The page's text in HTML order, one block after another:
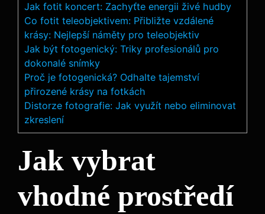
Jak fotit koncert: Zachyťte energii živé hudby
Co fotit teleobjektivem: Přibližte vzdálené
krásy: Nejlepší náměty pro teleobjektiv
Jak být fotogenický: Triky profesionálů pro
dokonalé snímky
Proč je fotogenická? Odhalte tajemství
přirozené krásy na fotkách
Distorze fotografie: Jak využít nebo eliminovat
zkreslení
Jak vybrat
vhodné prostředí